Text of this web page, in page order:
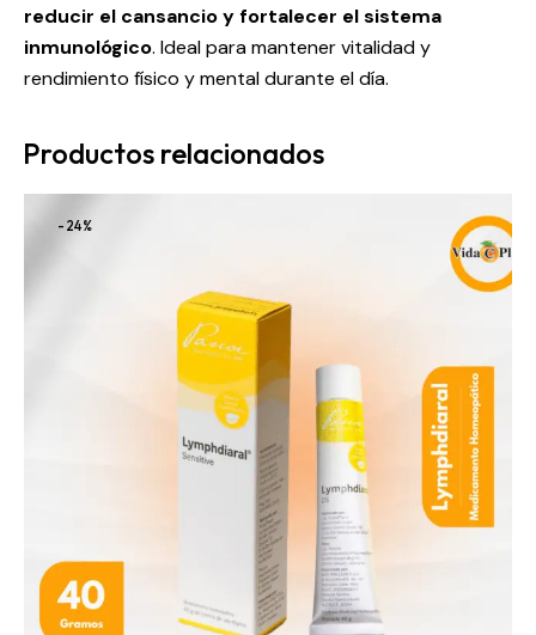
reducir el cansancio y fortalecer el sistema
inmunológico. Ideal para mantener vitalidad y
rendimiento físico y mental durante el día.
Productos relacionados
-24%